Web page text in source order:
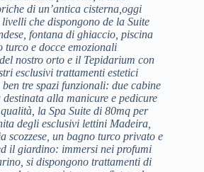
di un’antica cisterna,oggi
che dispongono de la Suite
fontana di ghiaccio, piscina
turco e docce emozionali
nostro orto e il Tepidarium con
esclusivi trattamenti estetici
tre spazi funzionali: due cabine
destinata alla manicure e pedicure
la Spa Suite di 80mq per
degli esclusivi lettini Madeira,
scozzese, un bagno turco privato e
il giardino: immersi nei profumi
si dispongono trattamenti di